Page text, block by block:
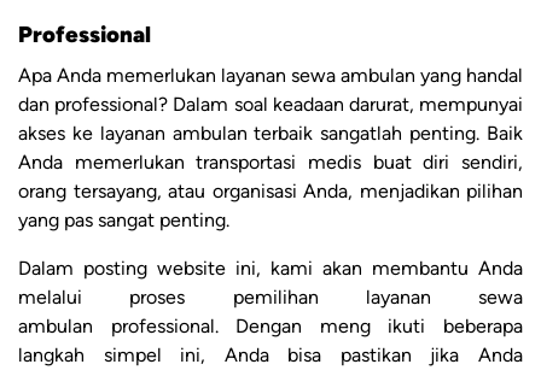
Professional
Apa Anda memerlukan layanan sewa ambulan yang handal
dan professional? Dalam soal keadaan darurat, mempunyai
akses ke layanan ambulan terbaik sangatlah penting. Baik
Anda memerlukan transportasi medis buat diri sendiri,
orang tersayang, atau organisasi Anda, menjadikan pilihan
yang pas sangat penting.
Dalam posting website ini, kami akan membantu Anda
melalui proses pemilihan layanan sewa
ambulan professional. Dengan meng ikuti beberapa
langkah simpel ini, Anda bisa pastikan jika Anda